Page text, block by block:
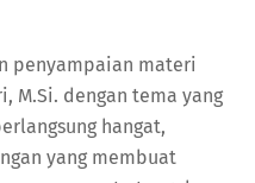
penyampaian materi
M.Si. dengan tema yang
hangat,
yang membuat